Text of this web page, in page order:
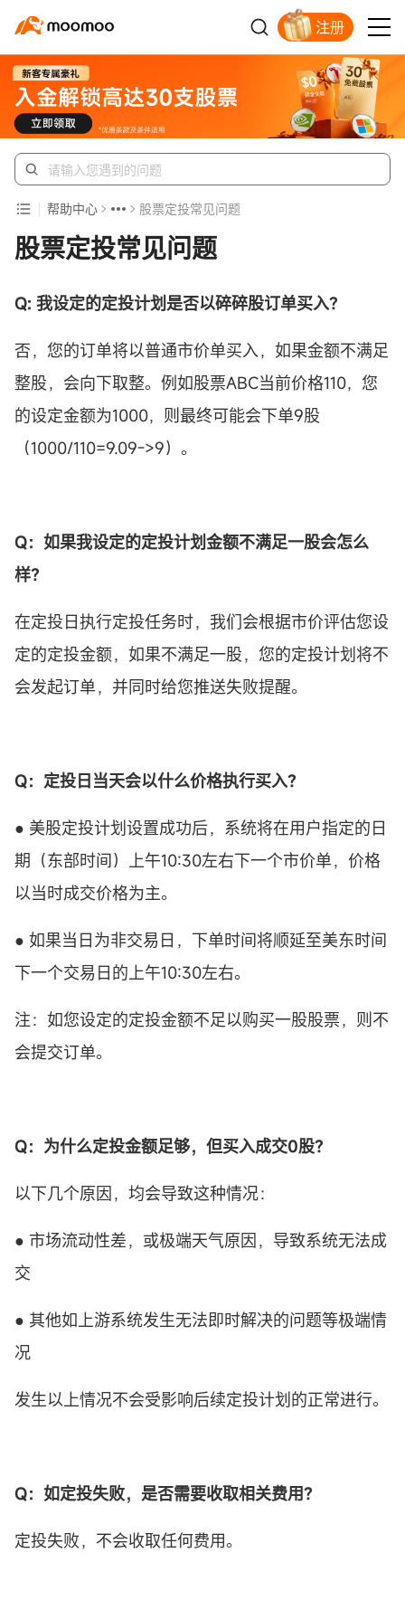
注册
帮助中心 股票定投常见问题
股票定投常见问题
Q: 我设定的定投计划是否以碎碎股订单买入？
否，您的订单将以普通市价单买入，如果金额不满足
整股，会向下取整。例如股票ABC当前价格110，您
的设定金额为1000，则最终可能会下单9股
（1000/110=9.09->9）。
Q：如果我设定的定投计划金额不满足一股会怎么
样？
在定投日执行定投任务时，我们会根据市价评估您设
定的定投金额，如果不满足一股，您的定投计划将不
会发起订单，并同时给您推送失败提醒。
Q： 定投日当天会以什么价格执行买入？
● 美股定投计划设置成功后，系统将在用户指定的日
期（东部时间）上午10:30左右下一个市价单，价格
以当时成交价格为主。
● 如果当日为非交易日，下单时间将顺延至美东时间
下一个交易日的上午10:30左右。
注：如您设定的定投金额不足以购买一股股票，则不
会提交订单。
Q：为什么定投金额足够，但买入成交0股？
以下几个原因，均会导致这种情况：
● 市场流动性差，或极端天气原因，导致系统无法成
交
● 其他如上游系统发生无法即时解决的问题等极端情
况
发生以上情况不会受影响后续定投计划的正常进行。
Q：如定投失败，是否需要收取相关费用？
定投失败，不会收取任何费用。